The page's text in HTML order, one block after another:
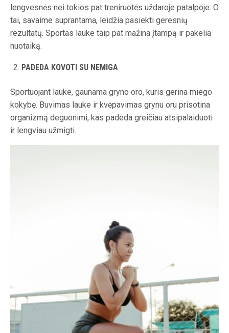
lengvesnės nei tokios pat treniruotės uždaroje patalpoje. O
tai, savaime suprantama, leidžia pasiekti geresnių
rezultatų. Sportas lauke taip pat mažina įtampą ir pakelia
nuotaiką.
PADEDA KOVOTI SU NEMIGA
Sportuojant lauke, gaunama gryno oro, kuris gerina miego
kokybę. Buvimas lauke ir kvėpavimas grynu oru prisotina
organizmą deguonimi, kas padeda greičiau atsipalaiduoti
ir lengviau užmigti.